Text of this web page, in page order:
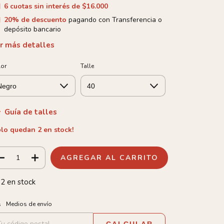
6 cuotas sin interés de $16.000
20% de descuento pagando con Transferencia o
depósito bancario
más detalles
Talle
Guía de talles
quedan 2en stock!
2 en stock
para el CP:
Medios de envío